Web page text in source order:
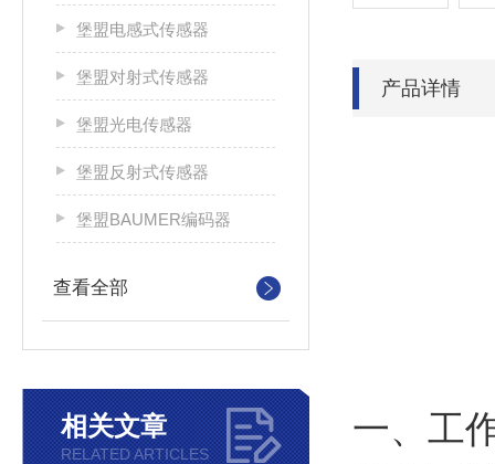
堡盟电感式传感器
堡盟对射式传感器
堡盟光电传感器
堡盟反射式传感器
堡盟BAUMER编码器
查看全部
相关文章
RELATED ARTICLES
产品详情
一、工